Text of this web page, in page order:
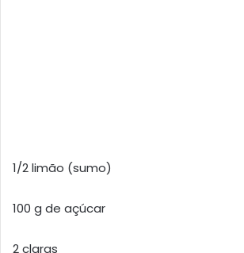
1/2 limão (sumo)
100 g de açúcar
2 claras